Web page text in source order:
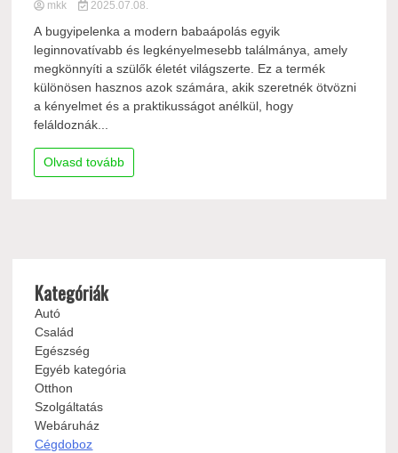
mkk 2025.07.08.
A bugyipelenka a modern babaápolás egyik
leginnovatívabb és legkényelmesebb találmánya, amely
megkönnyíti a szülők életét világszerte. Ez a termék
különösen hasznos azok számára, akik szeretnék ötvözni
a kényelmet és a praktikusságot anélkül, hogy
feláldoznák...
Olvasd tovább
Kategóriák
Autó
Család
Egészség
Egyéb kategória
Otthon
Szolgáltatás
Webáruház
Cégdoboz